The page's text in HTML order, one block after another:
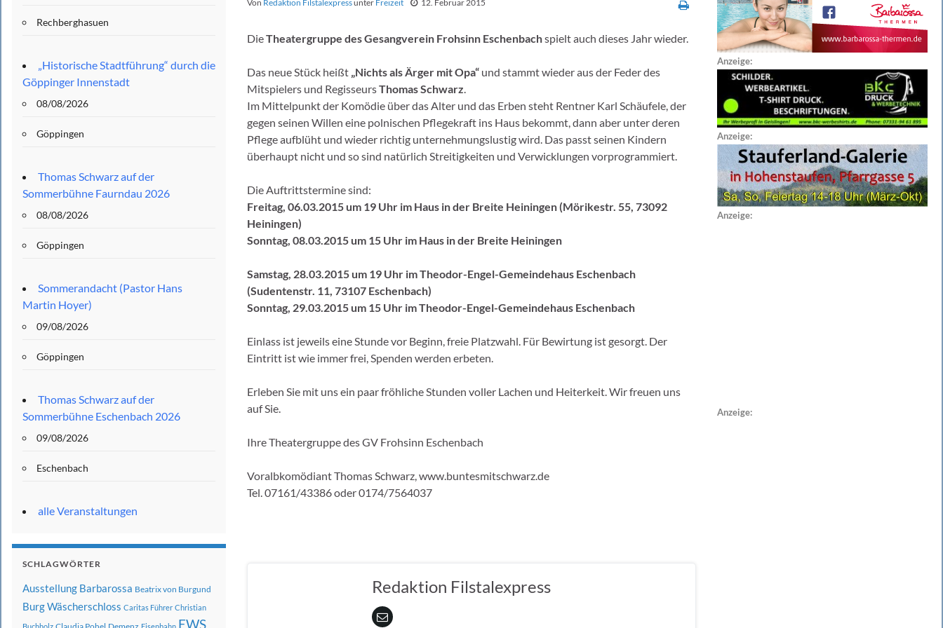
Von Redaktion Filstalexpressunter Freizeit 12. Februar 2015
DieTheatergruppe des Gesangverein Frohsinn Eschenbachspielt auch dieses Jahr wieder.
Das neue Stück heißt „Nichts als Ärger mit Opa“ und stammt wieder aus der Feder des
Mitspielers und RegisseursThomas Schwarz.
Im Mittelpunkt der Komödie über das Alter und das Erben steht Rentner Karl Schäufele, der
gegen seinen Willen eine polnischen Pflegekraft ins Haus bekommt, dann aber unter deren
Pflege aufblüht und wieder richtig unternehmungslustig wird. Das passt seinen Kindern
überhaupt nicht und so sind natürlich Streitigkeiten und Verwicklungen vorprogrammiert.
Die Auftrittstermine sind:
Freitag, 06.03.2015 um 19 Uhr im Haus in der Breite Heiningen (Mörikestr. 55, 73092
Heiningen)
Sonntag, 08.03.2015 um 15 Uhr im Haus in der Breite Heiningen
Samstag, 28.03.2015 um 19 Uhr im Theodor-Engel-Gemeindehaus Eschenbach
(Sudentenstr. 11, 73107 Eschenbach)
Sonntag, 29.03.2015 um 15 Uhr im Theodor-Engel-Gemeindehaus Eschenbach
Einlass ist jeweils eine Stunde vor Beginn, freie Platzwahl. Für Bewirtung ist gesorgt. Der
Eintritt ist wie immer frei, Spenden werden erbeten.
Erleben Sie mit uns ein paar fröhliche Stunden voller Lachen und Heiterkeit. Wir freuen uns
auf Sie.
Ihre Theatergruppe des GV Frohsinn Eschenbach
Voralbkomödiant Thomas Schwarz, www.buntesmitschwarz.de
Tel. 07161/43386 oder 0174/7564037
Redaktion Filstalexpress
Rechberghasuen
„Historische Stadtführung“ durch die
Göppinger Innenstadt
08/08/2026
Göppingen
Thomas Schwarz auf der
Sommerbühne Faurndau 2026
08/08/2026
Göppingen
Sommerandacht (Pastor Hans
Martin Hoyer)
09/08/2026
Göppingen
Thomas Schwarz auf der
Sommerbühne Eschenbach 2026
09/08/2026
Eschenbach
alle Veranstaltungen
SCHLAGWÖRTER
Ausstellung Barbarossa Beatrix von Burgund
Burg Wäscherschloss Caritas Führer Christian
EWS
Anzeige:
Anzeige:
Anzeige:
Anzeige: